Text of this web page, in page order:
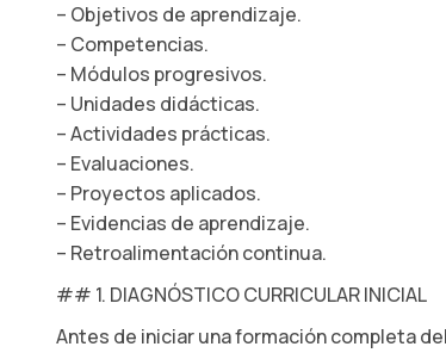
– Objetivos de aprendizaje.
– Competencias.
– Módulos progresivos.
– Unidades didácticas.
– Actividades prácticas.
– Evaluaciones.
– Proyectos aplicados.
– Evidencias de aprendizaje.
– Retroalimentación continua.
## 1. DIAGNÓSTICO CURRICULAR INICIAL
Antes de iniciar una formación completa